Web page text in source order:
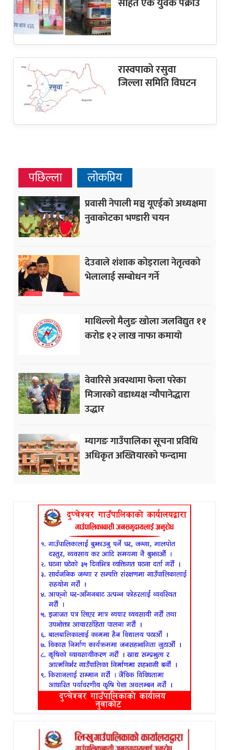
रास्वपाकाे रसुवा
जिल्ला समिति विघटन
पछिल्ला लोकप्रिय
प्रवासी नेपाली मञ्च यूएईको अध्यक्षमा
नुवाकोटका भण्डारी चयन
देउवाले शंशाक कोइराला नेतृत्वको
भेलालाई सम्बोधन गर्ने
माथिल्लो मैलुङ खोला जलविद्युत ११
करोड १२ लाख नाफा कमायाे
वेवारिसे अवस्थामा फेला परेका
मिजारको वडाध्यक्ष न्यौपानेद्धारा
उद्धार
म्यागङ गाउँपालिका सूचना प्रविधि
अधिकृत अख्तियारको फन्दामा